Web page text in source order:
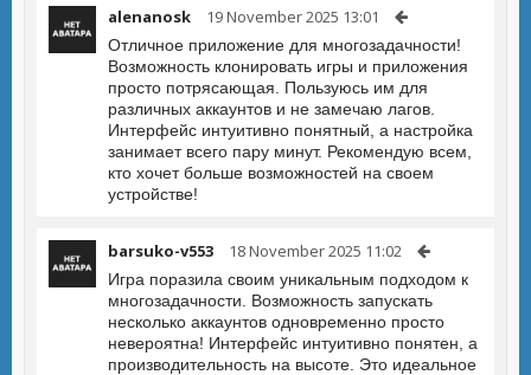
alenanosk 19 November 2025 13:01
Отличное приложение для многозадачности!
Возможность клонировать игры и приложения
просто потрясающая. Пользуюсь им для
различных аккаунтов и не замечаю лагов.
Интерфейс интуитивно понятный, а настройка
занимает всего пару минут. Рекомендую всем,
кто хочет больше возможностей на своем
устройстве!
barsuko-v553 18 November 2025 11:02
Игра поразила своим уникальным подходом к
многозадачности. Возможность запускать
несколько аккаунтов одновременно просто
невероятна! Интерфейс интуитивно понятен, а
производительность на высоте. Это идеальное